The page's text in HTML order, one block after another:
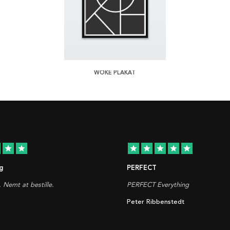
WOKE PLAKAT
star star
Nemt at bestille.
star star star star star
PERFECT
PERFECT Everything
Peter Ribbenstedt